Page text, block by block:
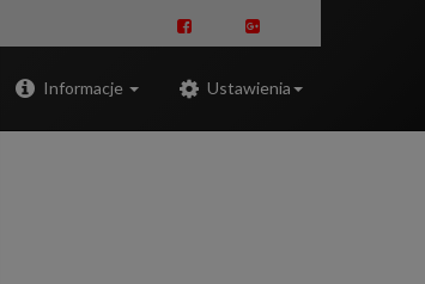
Informacje Ustawienia